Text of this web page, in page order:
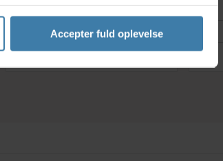
Accepter fuld oplevelse
1.299,00kr.
Køb nu
+10 på lager